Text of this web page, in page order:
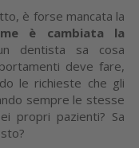
è forse mancata la
è cambiata la
dentista sa cosa
deve fare,
le richieste che gli
sempre le stesse
propri pazienti? Sa